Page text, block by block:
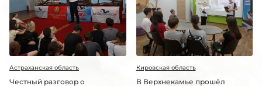
Астраханская область
Честный разговор о
Кировская область
В Верхнекамье прошёл